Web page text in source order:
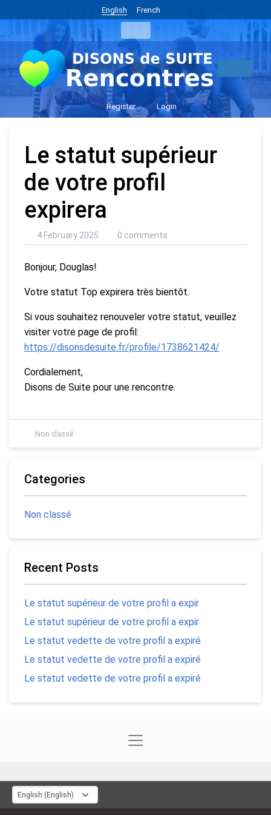
English French
Register Login
Le statut supérieur
de votre profil
expirera
4 February 2025 0 comments
Bonjour, Douglas!
Votre statut Top expirera très bientôt.
Si vous souhaitez renouveler votre statut, veuillez
visiter votre page de profil:
https://disonsdesuite.fr/profile/1738621424/
Cordialement,
Disons de Suite pour une rencontre.
Non classé
Categories
Non classé
Recent Posts
Le statut supérieur de votre profil a expir
Le statut supérieur de votre profil a expir
Le statut vedette de votre profil a expiré
Le statut vedette de votre profil a expiré
Le statut vedette de votre profil a expiré